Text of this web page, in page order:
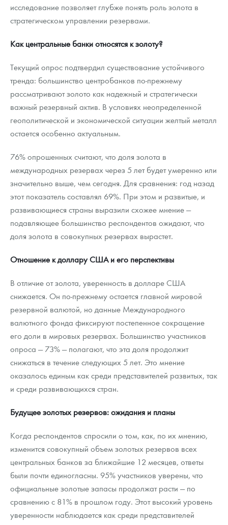
исследование позволяет глубже понять роль золота в
стратегическом управлении резервами.
Как центральные банки относятся к золоту?
Текущий опрос подтвердил существование устойчивого
тренда: большинство центробанков по-прежнему
рассматривают золото как надежный и стратегически
важный резервный актив. В условиях неопределенной
геополитической и экономической ситуации желтый металл
остается особенно актуальным.
76% опрошенных считают, что доля золота в
международных резервах через 5 лет будет умеренно или
значительно выше, чем сегодня. Для сравнения: год назад
этот показатель составлял 69%. При этом и развитые, и
развивающиеся страны выразили схожее мнение —
подавляющее большинство респондентов ожидают, что
доля золота в совокупных резервах вырастет.
Отношение к доллару США и его перспективы
В отличие от золота, уверенность в долларе США
снижается. Он по-прежнему остается главной мировой
резервной валютой, но данные Международного
валютного фонда фиксируют постепенное сокращение
его доли в мировых резервах. Большинство участников
опроса — 73% — полагают, что эта доля продолжит
снижаться в течение следующих 5 лет. Это мнение
оказалось единым как среди представителей развитых, так
и среди развивающихся стран.
Будущее золотых резервов: ожидания и планы
Когда респондентов спросили о том, как, по их мнению,
изменится совокупный объем золотых резервов всех
центральных банков за ближайшие 12 месяцев, ответы
были почти единогласны. 95% участников уверены, что
официальные золотые запасы продолжат расти — по
сравнению с 81% в прошлом году. Этот высокий уровень
уверенности наблюдается как среди представителей